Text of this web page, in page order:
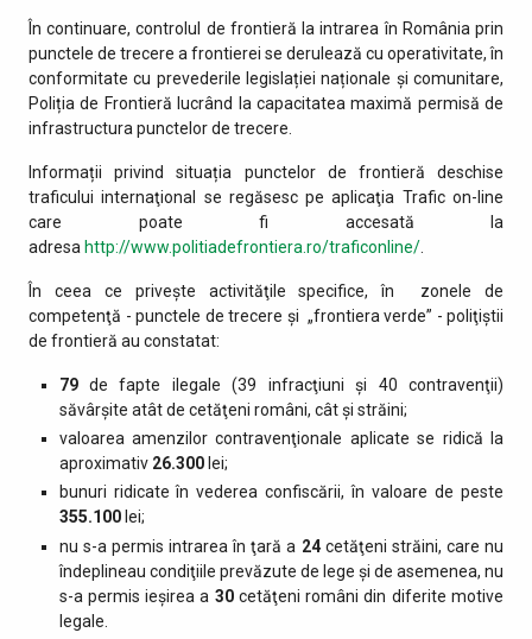
În continuare, controlul de frontieră la intrarea în România prin
punctele de trecere a frontierei se derulează cu operativitate, în
conformitate cu prevederile legislației naționale și comunitare,
Poliția de Frontieră lucrând la capacitatea maximă permisă de
infrastructura punctelor de trecere.
Informații privind situația punctelor de frontieră deschise
traficului internaţional se regăsesc pe aplicaţia Trafic on-line
care poate fi accesată la
adresa http://www.politiadefrontiera.ro/traficonline/
În ceea ce priveşte activităţile specifice, în zonele de
competenţă - punctele de trecere şi „frontiera verde” - poliţiştii
de frontieră au constatat:
79de fapte ilegale (39 infracţiuni şi 40 contravenţii)
săvârşite atât de cetăţeni români, cât şi străini;
valoarea amenzilor contravenţionale aplicate se ridică la
aproximativ 26.300lei;
bunuri ridicate în vederea confiscării, în valoare de peste
355.100 lei;
nu s-a permis intrarea în ţară a 24 cetăţeni străini, care nu
îndeplineau condiţiile prevăzute de lege şi de asemenea, nu
s-a permis ieşirea a 30 cetăţeni români din diferite motive
legale.